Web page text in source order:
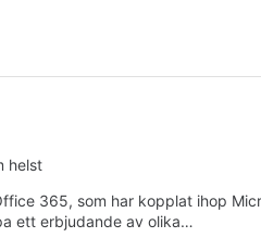
helst
365, som har kopplat ihop
ett erbjudande av olika…